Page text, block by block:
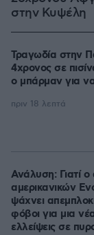
στην Κυψέλη
Τραγωδία στην
4χρονος σε
ο μπάρμαν για
πριν 18 λεπτά
Ανάλυση: Γιατί
αμερικανικών
ψάχνει
φόβοι για μια
ελλείψεις σε